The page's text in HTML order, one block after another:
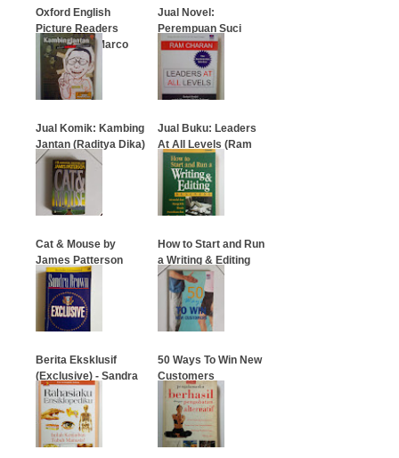
Oxford English
Picture Readers
Grade One: Marco
Polo
Jual Novel:
Perempuan Suci
Jual Komik: Kambing
Jantan (Raditya Dika)
Jual Buku: Leaders
At All Levels (Ram
Charan)
Cat & Mouse by
James Patterson
How to Start and Run
a Writing & Editing
Business
Berita Eksklusif
(Exclusive) - Sandra
Brown
…
50 Ways To Win New
Customers